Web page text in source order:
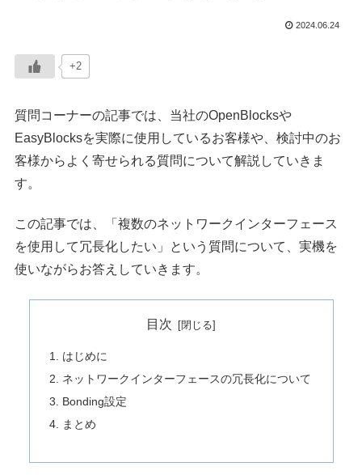
2024.06.24
+2
質問コーナーの記事では、当社のOpenBlocksや
EasyBlocksを実際に使用しているお客様や、検討中のお
客様からよく寄せられる質問について解説していきま
す。
この記事では、「複数のネットワークインターフェース
を使用して冗長化したい」という質問について、実機を
使いながらお答えしていきます。
目次
はじめに
ネットワークインターフェースの冗長化について
Bonding設定
まとめ